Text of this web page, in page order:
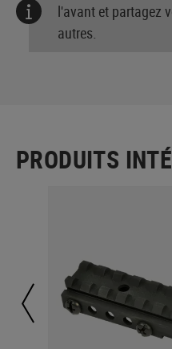
l'avant et partagez
autres.
PRODUITS